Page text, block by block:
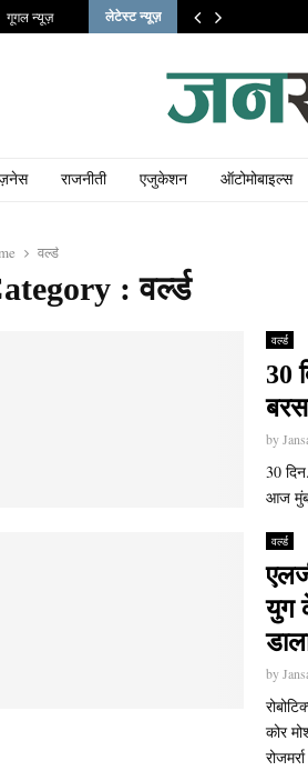
गूगल न्यूज़ लेटेस्ट न्यूज़
राजनीती एजुकेशन ऑटोमोबाइल्स
वर्ल्ड
: वर्ल्ड
वर्ल्ड
30
by
30
आज
वर्ल्ड
युग
by
कोर